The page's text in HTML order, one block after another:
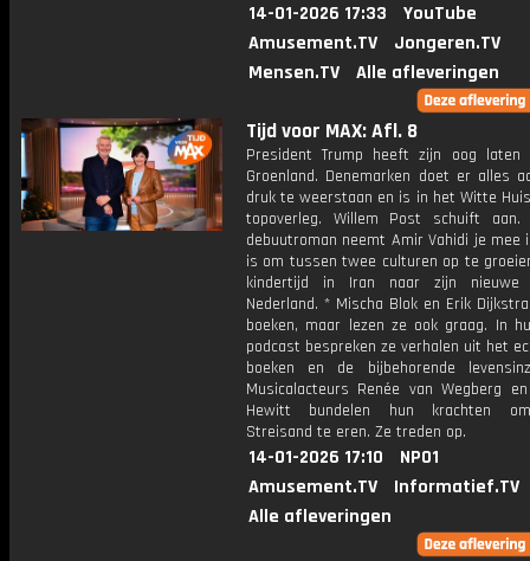
14-01-2026 17:33
YouTube
Amusement.TV
Jongeren.TV
Mensen.TV
Alle afleveringen
Tijd voor MAX: Afl. 8
President Trump heeft zijn oog laten
Groenland. Denemarken doet er alles
druk te weerstaan en is in het Witte
topoverleg. Willem Post schuift
debuutroman neemt Amir Vahidi je mee
is om tussen twee culturen op te
kindertijd in Iran naar zijn nieuwe
Nederland. * Mischa Blok en Erik
boeken, maar lezen ze ook graag. In
podcast bespreken ze verhalen uit het
boeken en de bijbehorende
Musicalacteurs Renée van Wegberg
Hewitt bundelen hun krachten
Streisand te eren. Ze treden op.
14-01-2026 17:10
NPO1
Amusement.TV
Informatief.TV
Alle afleveringen